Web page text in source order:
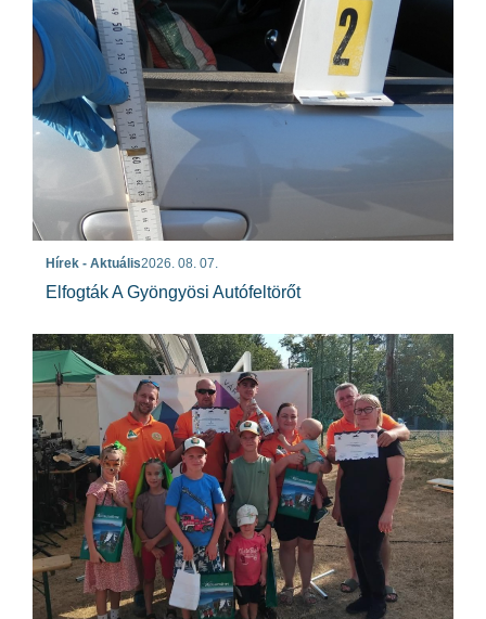
Hírek - Aktuális2026. 08. 07.
Elfogták A Gyöngyösi Autófeltörőt